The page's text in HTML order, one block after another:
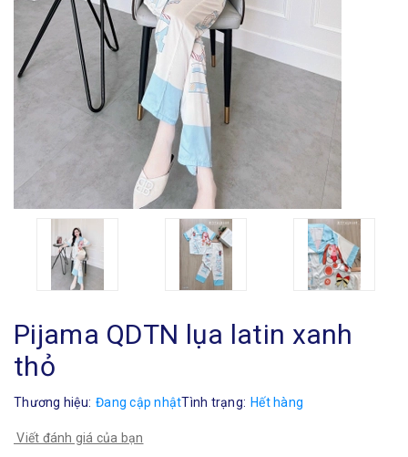
Pijama QDTN lụa latin xanh
thỏ
Thương hiệu: Đang cập nhậtTình trạng: Hết hàng
Viết đánh giá của bạn